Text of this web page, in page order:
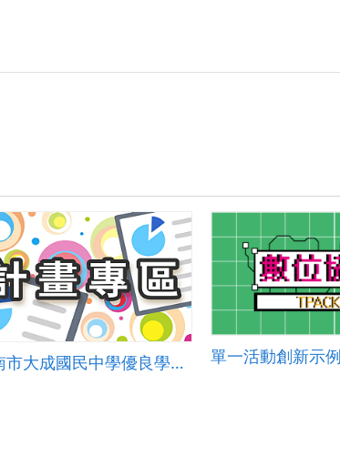
案-
和
平
小.zip
臺南市大成國民中學優良學校選拔簡報